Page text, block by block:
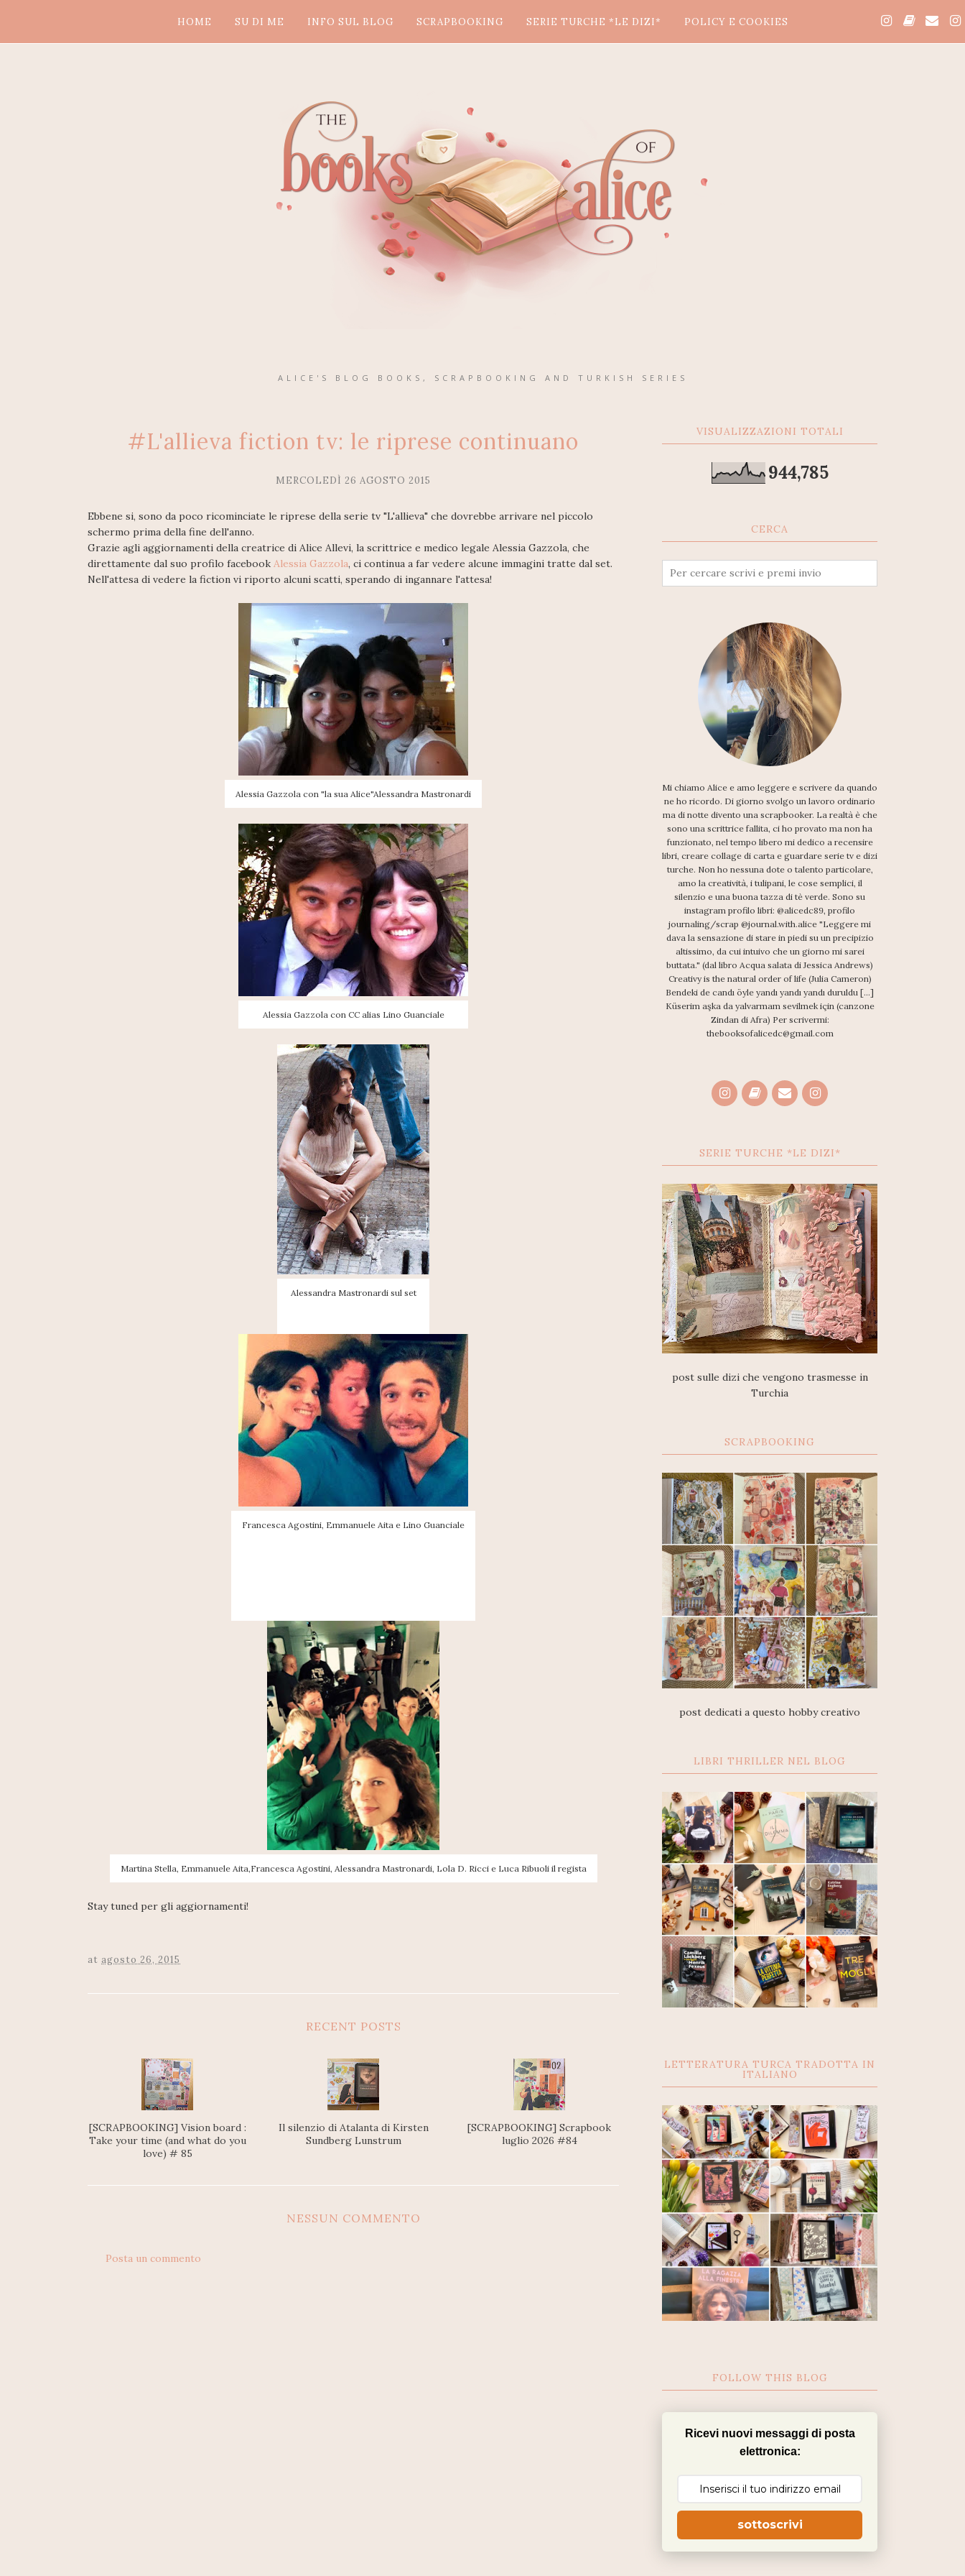
HOME SU DI ME INFO SUL BLOG SCRAPBOOKING SERIE TURCHE *LE DIZI* POLICY E COOKIES
ALICE'S BLOG BOOKS, SCRAPBOOKING AND TURKISH SERIES
#L'allieva fiction tv: le riprese continuano
MERCOLEDÌ 26 AGOSTO 2015
Ebbene si, sono da poco ricominciate le riprese della serie tv "L'allieva" che dovrebbe arrivare nel piccolo
schermo prima della fine dell'anno.
Grazie agli aggiornamenti della creatrice di Alice Allevi, la scrittrice e medico legale Alessia Gazzola, che
direttamente dal suo profilo facebook Alessia Gazzola, ci continua a far vedere alcune immagini tratte dal set.
Nell'attesa di vedere la fiction vi riporto alcuni scatti, sperando di ingannare l'attesa!
Alessia Gazzola con "la sua Alice"Alessandra Mastronardi
Alessia Gazzola con CC alias Lino Guanciale
Alessandra Mastronardi sul set
Francesca Agostini, Emmanuele Aita e Lino Guanciale
Martina Stella, Emmanuele Aita,Francesca Agostini, Alessandra Mastronardi, Lola D. Ricci e Luca Ribuoli il regista
Stay tuned per gli aggiornamenti!
at agosto 26, 2015
RECENT POSTS
[SCRAPBOOKING] Vision board :
Take your time (and what do you
love) # 85
Il silenzio di Atalanta di Kirsten
Sundberg Lunstrum
[SCRAPBOOKING] Scrapbook
luglio 2026 #84
NESSUN COMMENTO
Posta un commento
VISUALIZZAZIONI TOTALI
944,785
CERCA
Mi chiamo Alice e amo leggere e scrivere da quando
ne ho ricordo. Di giorno svolgo un lavoro ordinario
ma di notte divento una scrapbooker. La realtà è che
sono una scrittrice fallita, ci ho provato ma non ha
funzionato, nel tempo libero mi dedico a recensire
libri, creare collage di carta e guardare serie tv e dizi
turche. Non ho nessuna dote o talento particolare,
amo la creatività, i tulipani, le cose semplici, il
silenzio e una buona tazza di tè verde. Sono su
instagram profilo libri: @alicedc89, profilo
journaling/scrap @journal.with.alice "Leggere mi
dava la sensazione di stare in piedi su un precipizio
altissimo, da cui intuivo che un giorno mi sarei
buttata." (dal libro Acqua salata di Jessica Andrews)
Creativy is the natural order of life (Julia Cameron)
Bendeki de candı öyle yandı yandı yandı duruldu [...]
Küserim aşka da yalvarmam sevilmek için (canzone
Zindan di Afra) Per scrivermi:
thebooksofalicedc@gmail.com
SERIE TURCHE *LE DIZI*
post sulle dizi che vengono trasmesse in
Turchia
SCRAPBOOKING
post dedicati a questo hobby creativo
LIBRI THRILLER NEL BLOG
LETTERATURA TURCA TRADOTTA IN
ITALIANO
FOLLOW THIS BLOG
Ricevi nuovi messaggi di posta
elettronica:
sottoscrivi